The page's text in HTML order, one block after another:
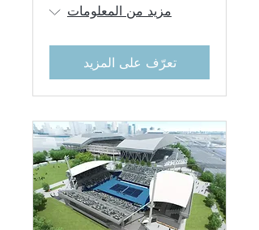
مزيد من المعلومات
تعرّف على المزيد